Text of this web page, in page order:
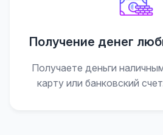
Получение денег
Получаете деньги
карту или банковский